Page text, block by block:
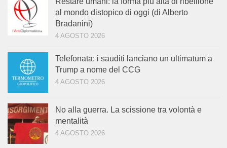
al mondo distopico di oggi (di Alberto
Bradanini)
4 AGOSTO 2026
Telefonata: i sauditi lanciano un ultimatum a
Trump a nome del CCG
4 AGOSTO 2026
No alla guerra. La scissione tra volontà e
mentalità
4 AGOSTO 2026